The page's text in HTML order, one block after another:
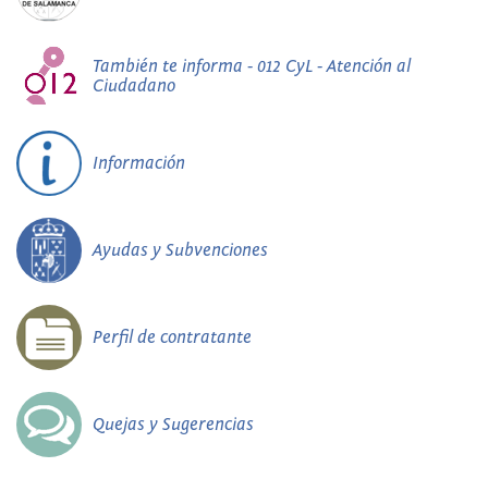
También te informa - 012 CyL - Atención al
Ciudadano
Información
Ayudas y Subvenciones
Perfil de contratante
Quejas y Sugerencias